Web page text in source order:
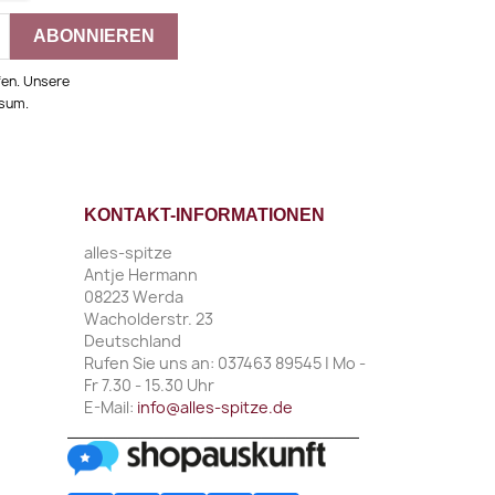
Unsere
KONTAKT-INFORMATIONEN
alles-spitze
Antje Hermann
08223 Werda
Wacholderstr. 23
Deutschland
Rufen Sie uns an: 037463 89545 | Mo -
Fr 7.30 - 15.30 Uhr
E-Mail: info@alles-spitze.de